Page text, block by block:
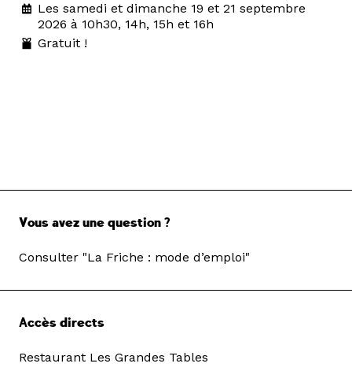
Les samedi et dimanche 19 et 21 septembre
2026 à 10h30, 14h, 15h et 16h
Gratuit !
Vous avez une question ?
Consulter "La Friche : mode d’emploi"
Accès directs
Restaurant Les Grandes Tables